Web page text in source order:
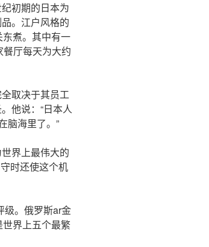
初期的日本为
。江户风格的
煮。其中有一
厅每天为大约
取决于其员工
他说：“日本人
脑海里了。”
界上最伟大的
时还使这个机
级。俄罗斯ar金
界上五个最繁